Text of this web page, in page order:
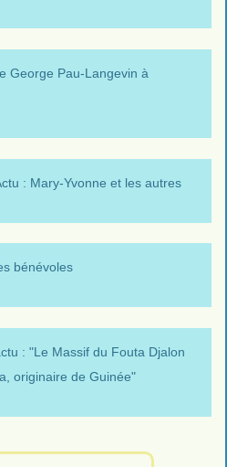
George Pau-Langevin à
: Mary-Yvonne et les autres
bénévoles
: "Le Massif du Fouta Djalon
originaire de Guinée"